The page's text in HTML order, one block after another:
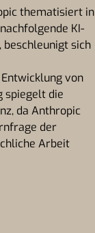
thematisiert in
KI-
sich
von
spiegelt die
da Anthropic
der
Arbeit